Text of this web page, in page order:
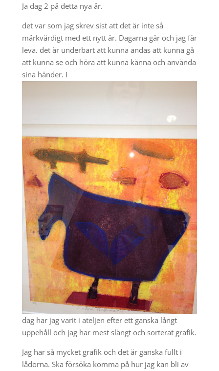
Ja dag 2 på detta nya år.
det var som jag skrev sist att det är inte så
märkvärdigt med ett nytt år. Dagarna går och jag får
leva. det är underbart att kunna andas att kunna gå
att kunna se och höra att kunna känna och använda
sina händer. I
dag har jag varit i ateljen efter ett ganska långt
uppehåll och jag har mest slängt och sorterat grafik.
Jag har så mycket grafik och det är ganska fullt i
lådorna. Ska försöka komma på hur jag kan bli av